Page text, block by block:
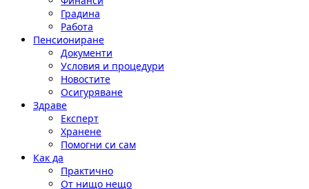
Градина
Работа
Пенсиониране
Документи
Условия и процедури
Новостите
Осигуряване
Здраве
Експерт
Хранене
Помогни си сам
Как да
Практично
От нищо нещо